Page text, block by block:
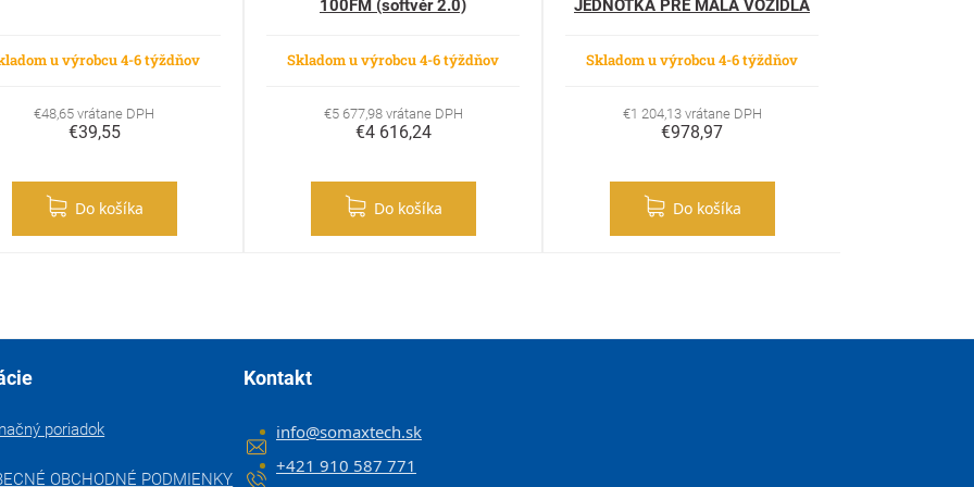
u výrobcu 4-6 týždňov
€48,65 vrátane DPH
€39,55
Do košíka
100FM (softvér 2.0)
Skladom u výrobcu 4-6 týždňov
€5 677,98 vrátane DPH
€4 616,24
Do košíka
JEDNOTKA PRE MALÁ VOZIDLÁ
Skladom u výrobcu 4-6 týždňov
€1 204,13 vrátane DPH
€978,97
Do košíka
poriadok
OBCHODNÉ PODMIENKY
Kontakt
info@somaxtech.sk
+421 910 587 771